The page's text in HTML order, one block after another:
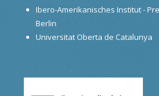
Ibero-Amerikanisches Institut -
Berlin
Universitat Oberta de Catalunya